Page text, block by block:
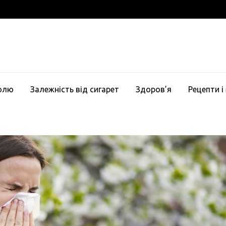
Залежність від сигарет Здоров’я Рецепти